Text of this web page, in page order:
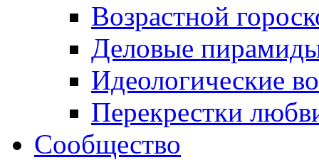
Возрастной
Деловые
Идеологические
Перекрестки
Сообщество